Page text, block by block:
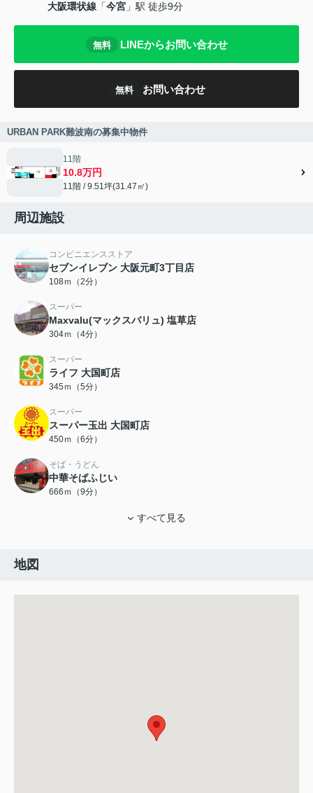
大阪環状線 「今宮 」駅 徒歩9分
無料 LINEからお問い合わせ
無料 お問い合わせ
URBAN PARK難波南の募集中物件
11階
10.8万円
11階 / 9.51坪(31.47㎡)
周辺施設
コンビニエンスストア
セブンイレブン 大阪元町3丁目店
108ｍ（2分）
スーパー
Maxvalu(マックスバリュ) 塩草店
304ｍ（4分）
スーパー
ライフ 大国町店
345ｍ（5分）
スーパー
スーパー玉出 大国町店
450ｍ（6分）
そば・うどん
中華そばふじい
666ｍ（9分）
すべて見る
地図